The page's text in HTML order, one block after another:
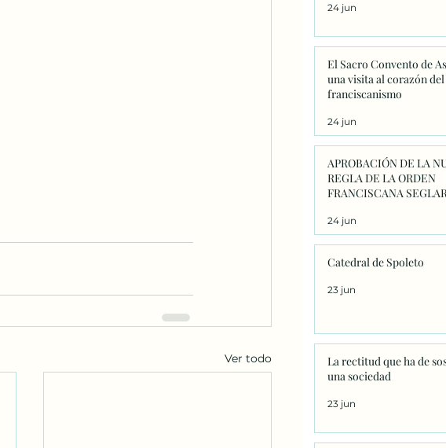
Ver todo
24 jun
El Sacro Convento de
una visita al corazón del
franciscanismo
24 jun
APROBACIÓN DE LA
REGLA DE LA ORDEN
FRANCISCANA
24 jun
Catedral de Spoleto
23 jun
La rectitud que ha de
una sociedad
23 jun